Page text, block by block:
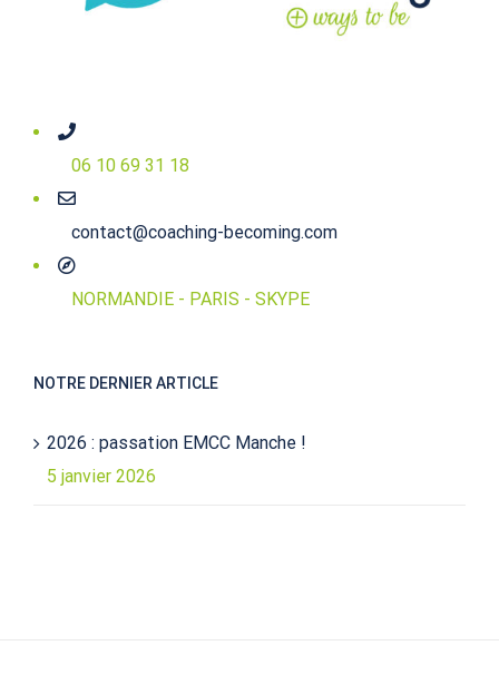
06 10 69 31 18
contact@coaching-becoming.com
NORMANDIE - PARIS - SKYPE
NOTRE DERNIER ARTICLE
2026 : passation EMCC Manche !
5 janvier 2026